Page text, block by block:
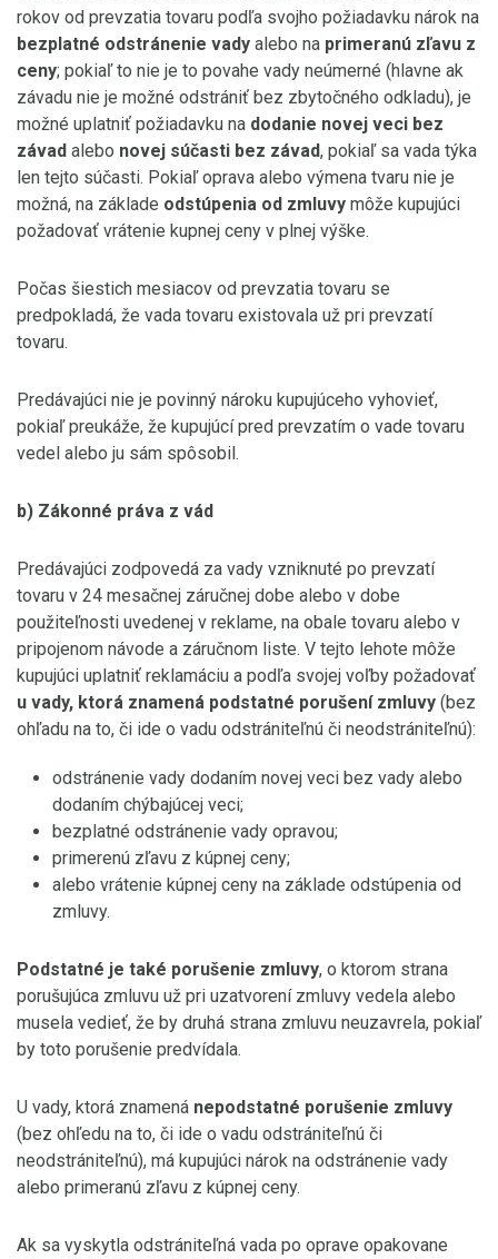
rokov od prevzatia tovaru podľa svojho požiadavku nárok na
bezplatné odstránenie vady alebo na primeranú zľavu z
ceny; pokiaľ to nie je to povahe vady neúmerné (hlavne ak
závadu nie je možné odstrániť bez zbytočného odkladu), je
možné uplatniť požiadavku na dodanie novej veci bez
závad alebo novej súčasti bez závad, pokiaľ sa vada týka
len tejto súčasti. Pokiaľ oprava alebo výmena tvaru nie je
možná, na základe odstúpenia od zmluvy môže kupujúci
požadovať vrátenie kupnej ceny v plnej výške.
Počas šiestich mesiacov od prevzatia tovaru se
predpokladá, že vada tovaru existovala už pri prevzatí
tovaru.
Predávajúci nie je povinný nároku kupujúceho vyhovieť,
pokiaľ preukáže, že kupujúcí pred prevzatím o vade tovaru
vedel alebo ju sám spôsobil.
b) Zákonné práva z vád
Predávajúci zodpovedá za vady vzniknuté po prevzatí
tovaru v 24 mesačnej záručnej dobe alebo v dobe
použiteľnosti uvedenej v reklame, na obale tovaru alebo v
pripojenom návode a záručnom liste. V tejto lehote môže
kupujúci uplatniť reklamáciu a podľa svojej voľby požadovať
u vady, ktorá znamená podstatné porušení zmluvy (bez
ohľadu na to, či ide o vadu odstrániteľnú či neodstrániteľnú):
odstránenie vady dodaním novej veci bez vady alebo
dodaním chýbajúcej veci;
bezplatné odstránenie vady opravou;
primerenú zľavu z kúpnej ceny;
alebo vrátenie kúpnej ceny na základe odstúpenia od
zmluvy.
Podstatné je také porušenie zmluvy, o ktorom strana
porušujúca zmluvu už pri uzatvorení zmluvy vedela alebo
musela vedieť, že by druhá strana zmluvu neuzavrela, pokiaľ
by toto porušenie predvídala.
U vady, ktorá znamená nepodstatné porušenie zmluvy
(bez ohľedu na to, či ide o vadu odstrániteľnú či
neodstrániteľnú), má kupujúci nárok na odstránenie vady
alebo primeranú zľavu z kúpnej ceny.
Ak sa vyskytla odstrániteľná vada po oprave opakovane